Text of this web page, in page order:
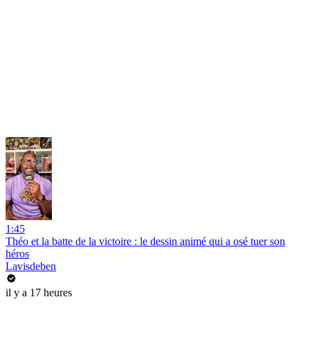
1:45
Théo et la batte de la victoire : le dessin animé qui a osé tuer son
héros
Lavisdeben
il y a 17 heures